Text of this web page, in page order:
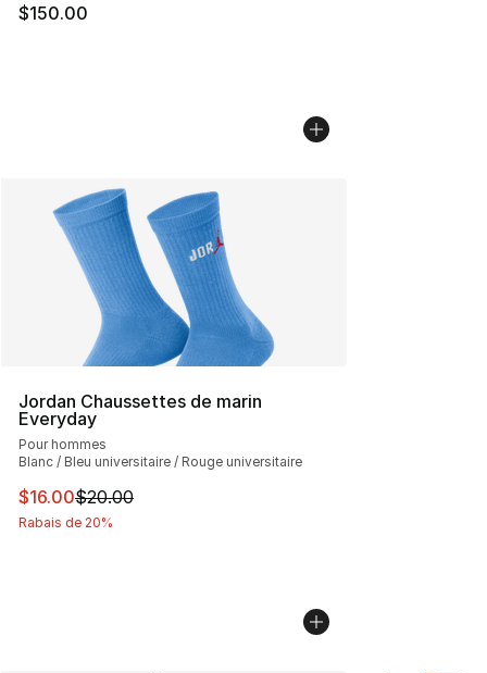
$150.00
Jordan Chaussettes de marin
Everyday
Pour hommes
Blanc / Bleu universitaire / Rouge universitaire
Cet article est en solde. Le prix est passé de $20.00 à
$16.00$20.00
Rabais de 20%